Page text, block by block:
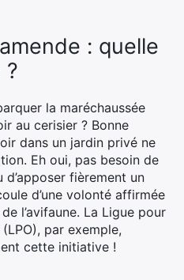
: quelle
?
la maréchaussée
au cerisier ? Bonne
dans un jardin privé ne
Eh oui, pas besoin de
fièrement un
d’une volonté affirmée
l’avifaune. La Ligue pour
par exemple,
cette initiative !